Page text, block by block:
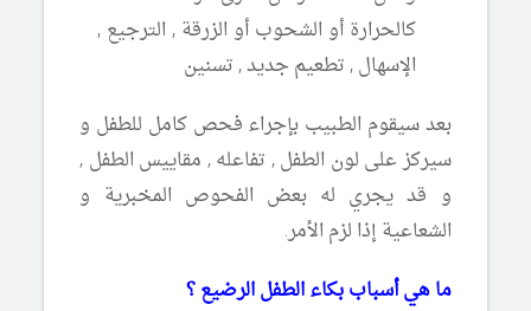
كالحرارة أو الشحوب أو الزرقة , الترجيع ,
الإسهال , تطعيم جديد , تسنين
بعد سيقوم الطبيب بإجراء فحص كامل للطفل و
سيركز على لون الطفل , تفاعله , مقاييس الطفل ,
و قد يجري له بعض الفحوص المخبرية و
الشعاعية إذا لزم الأمر.
ما هي أسباب بكاء الطفل الرضيع ؟